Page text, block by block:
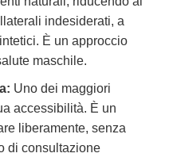
indesiderati, a
È un approccio
maschile.
Uno dei maggiori
accessibilità. È un
liberamente, senza
di consultazione